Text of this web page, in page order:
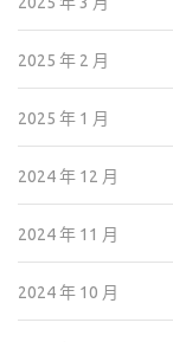
2025 年 2 月
2025 年 1 月
2024 年 12 月
2024 年 11 月
2024 年 10 月